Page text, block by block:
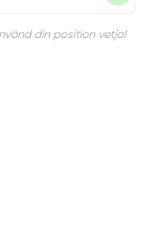
din position vetja!